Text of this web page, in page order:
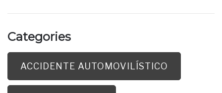
Categories
ACCIDENTE AUTOMOVILÍSTICO